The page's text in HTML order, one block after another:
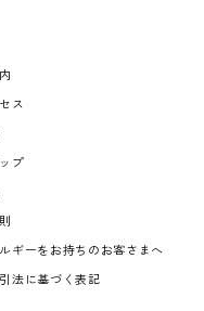
ス
プ
ギーをお持ちのお客さまへ
法に基づく表記